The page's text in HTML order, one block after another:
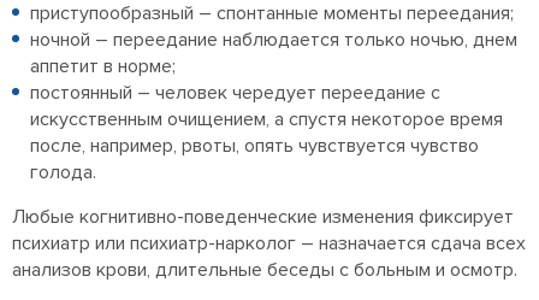
приступообразный – спонтанные моменты переедания;
ночной – переедание наблюдается только ночью, днем
аппетит в норме;
постоянный – человек чередует переедание с
искусственным очищением, а спустя некоторое время
после, например, рвоты, опять чувствуется чувство
голода.
Любые когнитивно-поведенческие изменения фиксирует
психиатр или психиатр-нарколог – назначается сдача всех
анализов крови, длительные беседы с больным и осмотр.